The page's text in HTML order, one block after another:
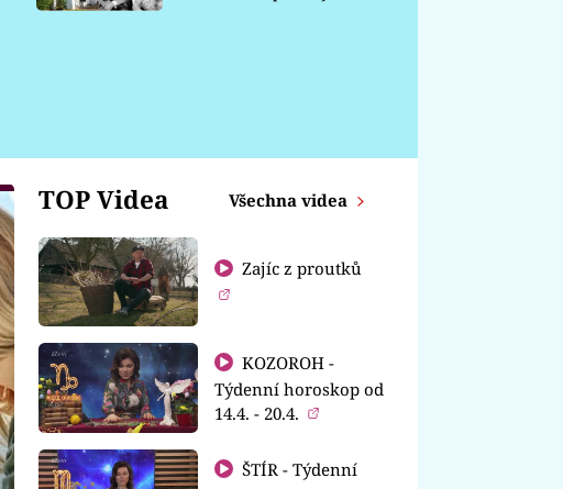
TOP Videa Všechna videa
Zajíc z proutků
KOZOROH -
Týdenní horoskop od
14.4. - 20.4.
ŠTÍR - Týdenní